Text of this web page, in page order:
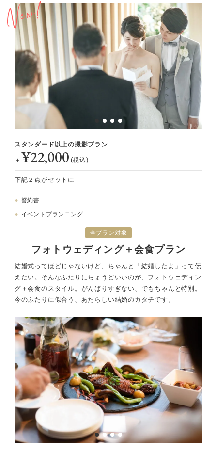
スタンダード以上の撮影プラン
＋ ¥22,000 (税込)
下記２点がセットに
誓約書
イベントプランニング
全プラン対象
フォトウェディング＋会食プラン
結婚式ってほどじゃないけど、ちゃんと「結婚したよ」って伝
えたい。 そんなふたりにちょうどいいのが、フォトウェディン
グ＋会食のスタイル。 がんばりすぎない、でもちゃんと特別。
今のふたりに似合う、あたらしい結婚のカタチです。